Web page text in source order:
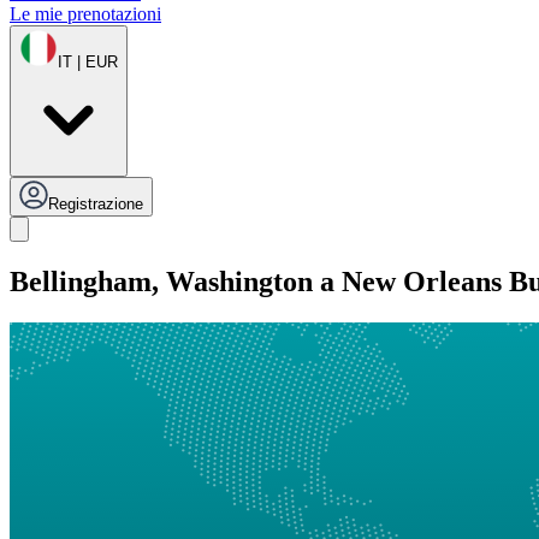
Le mie prenotazioni
IT | EUR
Registrazione
Bellingham, Washington a New Orleans